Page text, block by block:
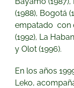
(1988), Bogotá
empatado con
(1992), La
y Olot(1996).
En los años
Leko,